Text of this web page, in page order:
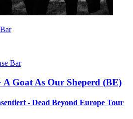
Bar
A Goat As Our Sheperd (BE)
- Dead Beyond Europe Tour